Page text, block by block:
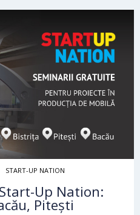
START-UP NATION
Up Nation:
Pitești